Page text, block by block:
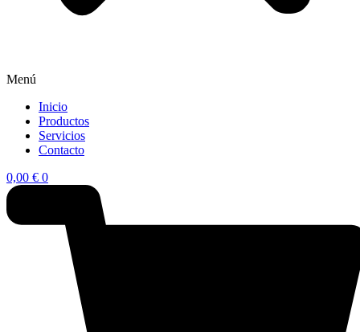
Menú
Inicio
Productos
Servicios
Contacto
0,00 € 0